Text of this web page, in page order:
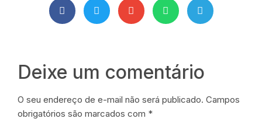
Deixe um comentário
O seu endereço de e-mail não será publicado. Campos
obrigatórios são marcados com *